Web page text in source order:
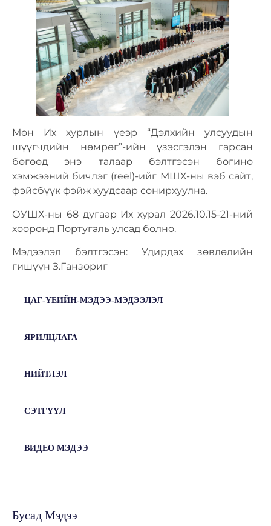
Мөн Их хурлын үеэр “Дэлхийн улсуудын
шүүгчдийн нөмрөг”-ийн үзэсгэлэн гарсан
бөгөөд энэ талаар бэлтгэсэн богино
хэмжээний бичлэг (reel)-ийг МШХ-ны вэб сайт,
фэйсбүүк фэйж хуудсаар сонирхуулна.
ОУШХ-ны 68 дугаар Их хурал 2026.10.15-21-ний
хооронд Португаль улсад болно.
Мэдээлэл бэлтгэсэн: Удирдах зөвлөлийн
гишүүн З.Ганзориг
ЦАГ-ҮЕИЙН-МЭДЭЭ-МЭДЭЭЛЭЛ
ЯРИЛЦЛАГА
НИЙТЛЭЛ
СЭТГҮҮЛ
ВИДЕО МЭДЭЭ
Бусад Мэдээ